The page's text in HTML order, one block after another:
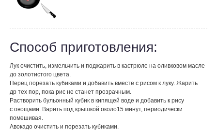
Способ приготовления:
Лук очистить, измельчить и поджарить в кастрюле на оливковом масле
до золотистого цвета.
Перец порезать кубиками и добавить вместе с рисом к луку. Жарить
др тех пор, пока рис не станет прозрачным.
Растворить бульонный кубик в кипящей воде и добавить к рису
с овощами. Варить под крышкой около15 минут, периодически
помешивая.
Авокадо очистить и порезать кубиками.